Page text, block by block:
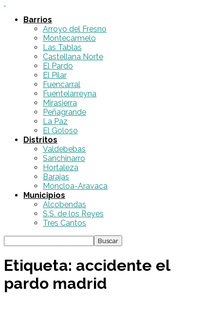
Barrios
Arroyo del Fresno
Montecarmelo
Las Tablas
Castellana Norte
El Pardo
El Pilar
Fuencarral
Fuentelarreyna
Mirasierra
Peñagrande
La Paz
El Goloso
Distritos
Valdebebas
Sanchinarro
Hortaleza
Barajas
Moncloa-Aravaca
Municipios
Alcobendas
S.S. de los Reyes
Tres Cantos
Etiqueta: accidente el
pardo madrid